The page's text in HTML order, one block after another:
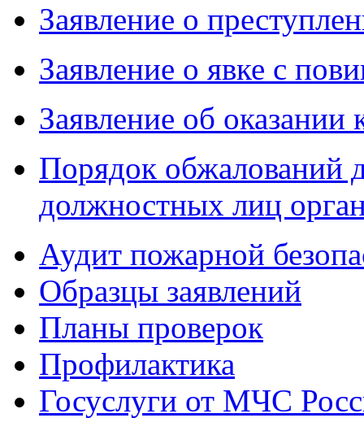
Заявление о
Заявление о явке с
Заявление об оказании
Порядок обжалований
должностных лиц
Аудит пожарной
Образцы заявлений
Планы проверок
Профилактика
Госуслуги от МЧС